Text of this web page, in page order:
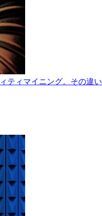
ティマイニング。その違い